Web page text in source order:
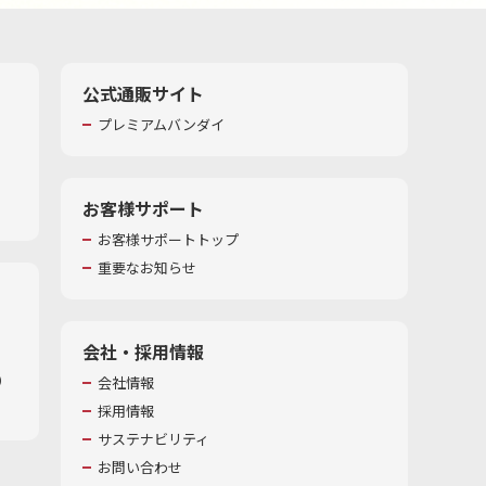
公式通販サイト
プレミアムバンダイ
お客様サポート
お客様サポートトップ
重要なお知らせ
会社・採用情報
会社情報
採用情報
サステナビリティ
お問い合わせ